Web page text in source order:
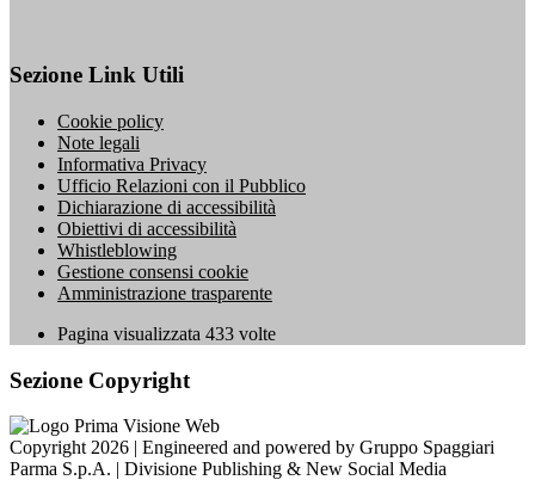
Sezione Link Utili
Cookie policy
Note legali
Informativa Privacy
Ufficio Relazioni con il Pubblico
Dichiarazione di accessibilità
Obiettivi di accessibilità
Whistleblowing
Gestione consensi cookie
Amministrazione trasparente
Pagina visualizzata 433 volte
Sezione Copyright
Copyright 2026 | Engineered and powered by Gruppo Spaggiari
Parma S.p.A. | Divisione Publishing & New Social Media